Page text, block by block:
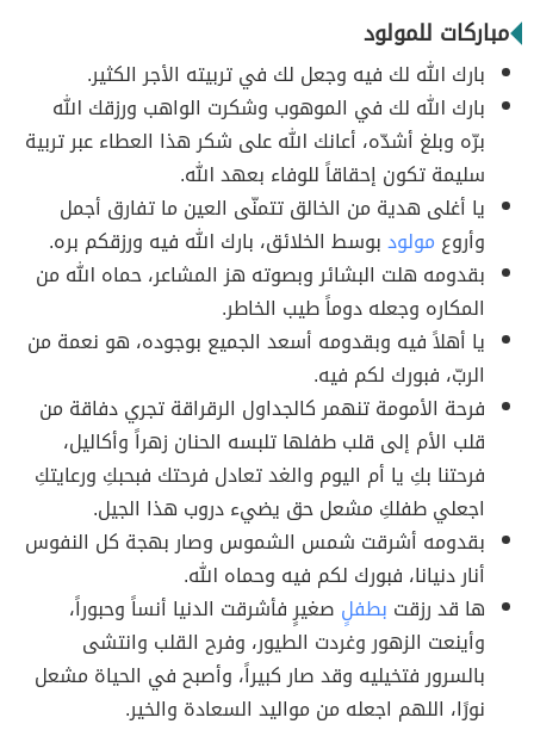
مباركات للمولود
بارك الله لك فيه وجعل لك في تربيته الأجر الكثير.
بارك الله لك في الموهوب وشكرت الواهب ورزقك الله
برّه وبلغ أشدّه، أعانك الله على شكر هذا العطاء عبر تربية
سليمة تكون إحقاقاً للوفاء بعهد الله.
يا أغلى هدية من الخالق تتمنّى العين ما تفارق أجمل
وأروع مولودبوسط الخلائق، بارك الله فيه ورزقكم بره.
بقدومه هلت البشائر وبصوته هز المشاعر، حماه الله من
المكاره وجعله دوماً طيب الخاطر.
يا أهلاً فيه وبقدومه أسعد الجميع بوجوده، هو نعمة من
الربّ، فبورك لكم فيه.
فرحة الأمومة تنهمر كالجداول الرقراقة تجري دفاقة من
قلب الأم إلى قلب طفلها تلبسه الحنان زهراً وأكاليل،
فرحتنا بكِ يا أم اليوم والغد تعادل فرحتك فبحبكِ ورعايتكِ
اجعلي طفلكِ مشعل حق يضيء دروب هذا الجيل.
بقدومه أشرقت شمس الشموس وصار بهجة كل النفوس
أنار دنيانا، فبورك لكم فيه وحماه الله.
ها قد رزقت بطفلٍ صغيرٍ فأشرقت الدنيا أنساً وحبوراً،
وأينعت الزهور وغردت الطيور، وفرح القلب وانتشى
بالسرور فتخيليه وقد صار كبيراً، وأصبح في الحياة مشعل
نورًا، اللهم اجعله من مواليد السعادة والخير.